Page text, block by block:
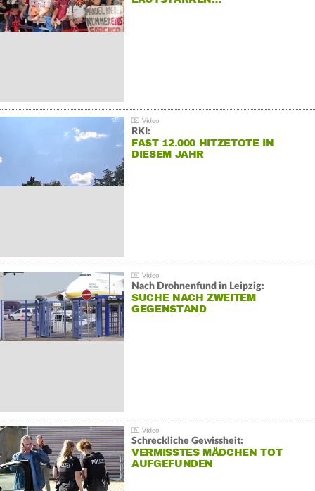
RKI:
FAST 12.000 HITZETOTE IN
DIESEM JAHR
Nach Drohnenfund in Leipzig:
SUCHE NACH ZWEITEM
GEGENSTAND
Schreckliche Gewissheit:
VERMISSTES MÄDCHEN TOT
AUFGEFUNDEN